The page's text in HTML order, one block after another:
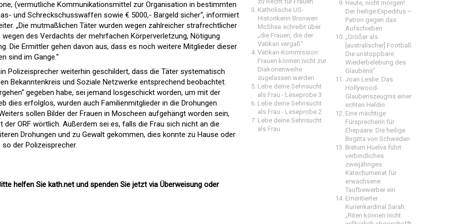
(vermutliche Kommunikationsmittel zur Organisation in bestimmten
und Schreckschusswaffen sowie € 5000,- Bargeld sicher“, informiert
„Die mutmaßlichen Täter wurden wegen zahlreicher strafrechtlicher
des Verdachts der mehrfachen Körperverletzung, Nötigung
Die Ermittler gehen davon aus, dass es noch weitere Mitglieder dieser
sind im Gange.“
Polizeisprecher weiterhin geschildert, dass die Täter systematisch
Bekanntenkreis und Soziale Netzwerke entsprechend beobachtet.
gegeben habe, sei jemand losgeschickt worden, um mit der
dies erfolglos, wurden auch Familienmitglieder in die Drohungen
sollen Bilder der Frauen in Moscheen aufgehängt worden sein,
der ORF wörtlich. Außerdem sei es, falls die Frau sich nicht an die
Drohungen und zu Gewalt gekommen, dies konnte zu Hause oder
der Polizeisprecher.
helfen Sie kath.net und spenden Sie jetzt via Überweisung oder
Katholische US-
Historikerin Bronwen
McShea schreibt über
„die Frauen, die der
Vatikan vergaß“
Vatikan-Kommission:
Frauen können nicht zur
Diakonenweihe
zugelassen werden
Lebe deine Sehnsucht
als Frau - Leseprobe 3
Lebe deine Sehnsucht
als Frau - Leseprobe 2
Lebe deine Sehnsucht
als Frau
Heute, nicht morgen!
Der heilige Expeditus –
Patron gegen das
Aufschieben
„Größer als
[australischer] Football:
Die unstoppbare
Wiederbelebung des
Glaubens“
Joan Leslie: Das
Hollywood-
Glaubenszeugnis einer
echten Heldin
Eine mächtige
Fürsprecherin für
Ehepaare: Die heilige
Birgitta von Schweden
Bistum Huelva führt
verbindliches
zweijähriges
Katechumenat für
erwachsene
Taufbewerber ein
Emeritierter
Kurienkardinal Sarah:
„Riten können nicht